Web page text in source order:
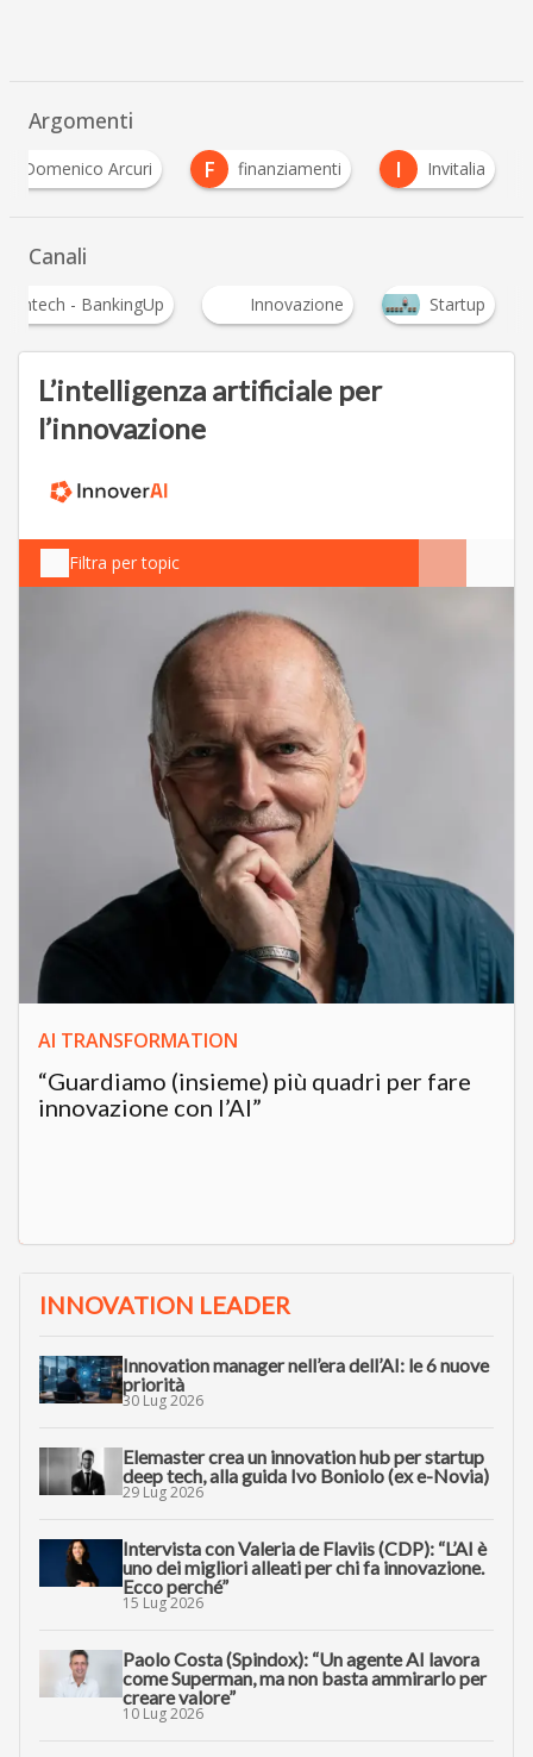
Argomenti
Domenico Arcuri F finanziamenti I Invitalia
Canali
Fintech - BankingUp Innovazione Startup
L’intelligenza artificiale per
l’innovazione
Filtra per topic
AI TRANSFORMATION
“Guardiamo (insieme) più quadri per fare
innovazione con l’AI”
INNOVATION LEADER
Innovation manager nell’era dell’AI: le 6 nuove
priorità
30 Lug 2026
Elemaster crea un innovation hub per startup
deep tech, alla guida Ivo Boniolo (ex e-Novia)
29 Lug 2026
Intervista con Valeria de Flaviis (CDP): “L’AI è
uno dei migliori alleati per chi fa innovazione.
Ecco perché”
15 Lug 2026
Paolo Costa (Spindox): “Un agente AI lavora
come Superman, ma non basta ammirarlo per
creare valore”
10 Lug 2026